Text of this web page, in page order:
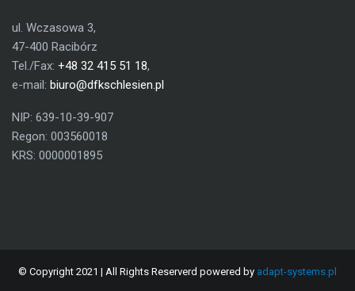
ul. Wczasowa 3,
47-400 Racibórz
Tel./Fax: +48 32 415 51 18,
e-mail: biuro@dfkschlesien.pl
NIP: 639-10-39-907
Regon: 003560018
KRS: 0000001895
© Copyright 2021 | All Rights Reserverd powered by adapt-systems.pl